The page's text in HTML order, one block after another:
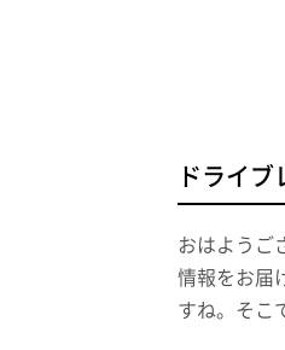
ドライ
おはようご
情報をお届
すね。そこ